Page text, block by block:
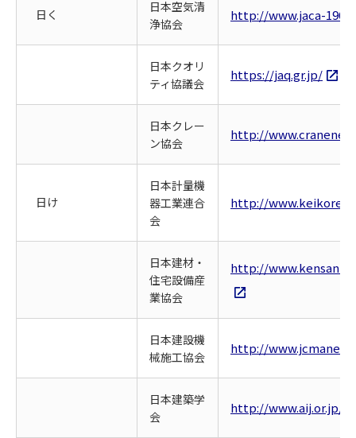
日く
日本空気清
浄協会
http://www.jaca-
日本クオリ
ティ協議会
https://jaq.gr.jp/
日本クレー
ン協会
http://
日け
日本計量機
器工業連合
会
http://
日本建材・
住宅設備産
業協会
http://
日本建設機
械施工協会
http://
日本建築学
会
http://www.aij.or.jp/